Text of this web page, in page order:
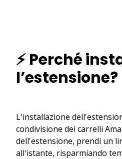
⚡ Perché
l’estensione?
L'installazione
condivisione dei carrelli
dell'estensione, prendi un
all'istante, risparmiando